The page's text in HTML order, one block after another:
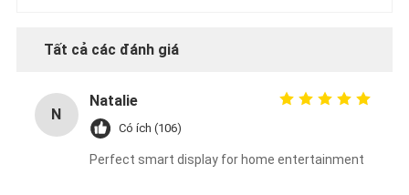
Tất cả các đánh giá
N
Natalie
Có ích (106)
Perfect smart display for home entertainment